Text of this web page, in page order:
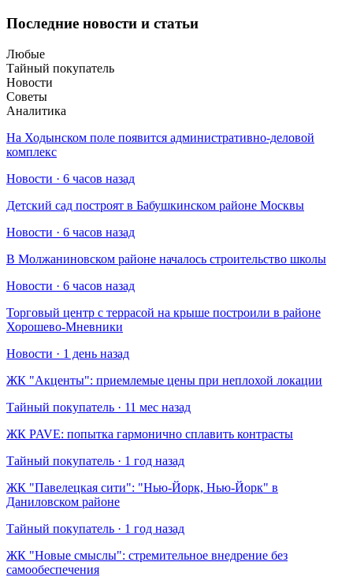
Последние новости и статьи
Любые
Тайный покупатель
Новости
Советы
Аналитика
На Ходынском поле появится административно-деловой
комплекс
Новости · 6 часов назад
Детский сад построят в Бабушкинском районе Москвы
Новости · 6 часов назад
В Молжаниновском районе началось строительство школы
Новости · 6 часов назад
Торговый центр с террасой на крыше построили в районе
Хорошево-Мневники
Новости · 1 день назад
​ЖК "Акценты": приемлемые цены при неплохой локации
Тайный покупатель · 11 мес назад
​ЖК PAVE: попытка гармонично сплавить контрасты
Тайный покупатель · 1 год назад
​ЖК "Павелецкая сити": "Нью-Йорк, Нью-Йорк" в
Даниловском районе
Тайный покупатель · 1 год назад
​ЖК "Новые смыслы": стремительное внедрение без
самообеспечения